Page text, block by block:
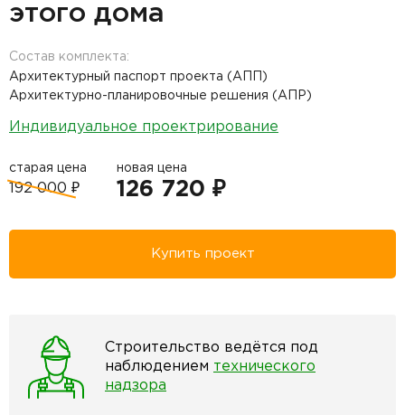
этого дома
Состав комплекта:
Архитектурный паспорт проекта (АПП)
Архитектурно-планировочные решения (АПР)
Индивидуальное проектрирование
старая цена
192 000 ₽
новая цена
126 720 ₽
Купить проект
Строительство ведётся под
наблюдением технического
надзора